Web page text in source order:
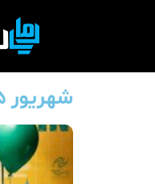
شهریور ۵, ۱۴۰۳ (فرمت تاریخ آرشیو روزانه) - لیاما